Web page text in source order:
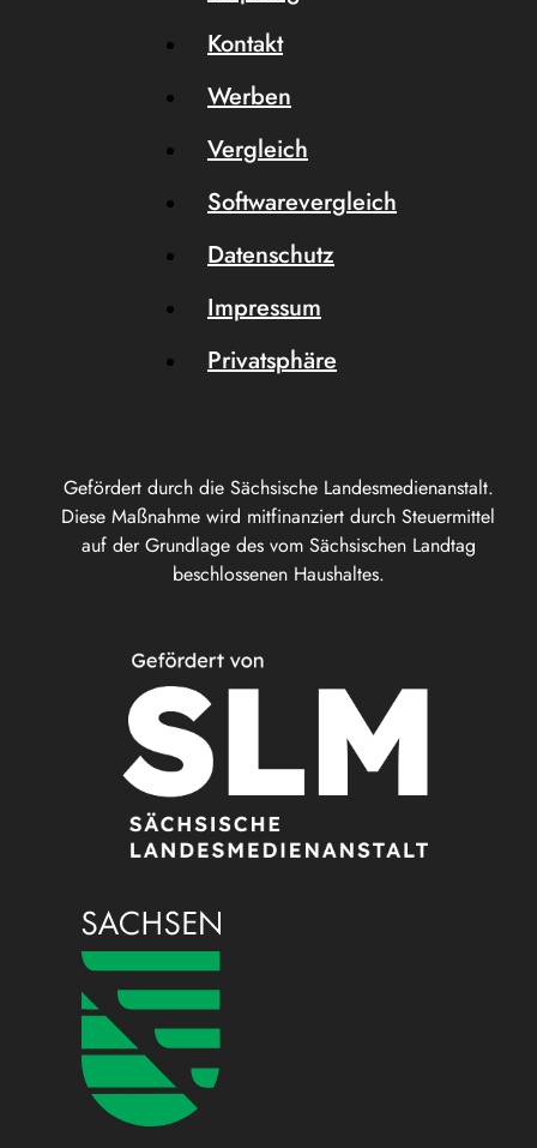
Gefördert durch die Sächsische Landesmedienanstalt.
Diese Maßnahme wird mitfinanziert durch Steuermittel
auf der Grundlage des vom Sächsischen Landtag
beschlossenen Haushaltes.
Kontakt
Werben
Vergleich
Softwarevergleich
Datenschutz
Impressum
Privatsphäre